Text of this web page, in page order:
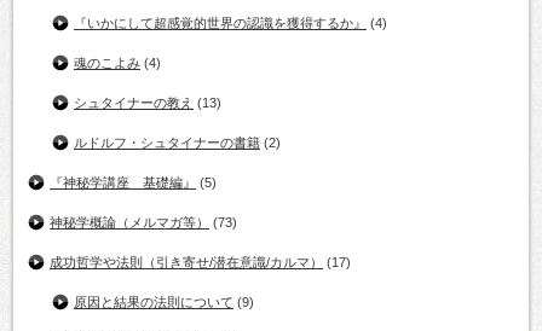
『いかにして超感覚的世界の認識を獲得するか』 (4)
魂のこよみ (4)
シュタイナーの教え (13)
ルドルフ・シュタイナーの書籍 (2)
『神秘学講座 基礎編』 (5)
神秘学概論（メルマガ等） (73)
成功哲学や法則（引き寄せ/潜在意識/カルマ） (17)
原因と結果の法則について (9)